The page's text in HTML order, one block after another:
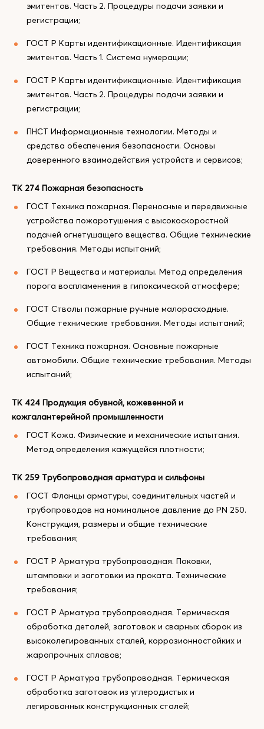
эмитентов. Часть 2. Процедуры подачи заявки и
регистрации;
ГОСТ Р Карты идентификационные. Идентификация
эмитентов. Часть 1. Система нумерации;
ГОСТ Р Карты идентификационные. Идентификация
эмитентов. Часть 2. Процедуры подачи заявки и
регистрации;
ПНСТ Информационные технологии. Методы и
средства обеспечения безопасности. Основы
доверенного взаимодействия устройств и сервисов;
ТК 274 Пожарная безопасность
ГОСТ Техника пожарная. Переносные и передвижные
устройства пожаротушения с высокоскоростной
подачей огнетушащего вещества. Общие технические
требования. Методы испытаний;
ГОСТ Р Вещества и материалы. Метод определения
порога воспламенения в гипоксической атмосфере;
ГОСТ Стволы пожарные ручные малорасходные.
Общие технические требования. Методы испытаний;
ГОСТ Техника пожарная. Основные пожарные
автомобили. Общие технические требования. Методы
испытаний;
ТК 424 Продукция обувной, кожевенной и
кожгалантерейной промышленности
ГОСТ Кожа. Физические и механические испытания.
Метод определения кажущейся плотности;
ТК 259 Трубопроводная арматура и сильфоны
ГОСТ Фланцы арматуры, соединительных частей и
трубопроводов на номинальное давление до PN 250.
Конструкция, размеры и общие технические
требования;
ГОСТ Р Арматура трубопроводная. Поковки,
штамповки и заготовки из проката. Технические
требования;
ГОСТ Р Арматура трубопроводная. Термическая
обработка деталей, заготовок и сварных сборок из
высоколегированных сталей, коррозионностойких и
жаропрочных сплавов;
ГОСТ Р Арматура трубопроводная. Термическая
обработка заготовок из углеродистых и
легированных конструкционных сталей;